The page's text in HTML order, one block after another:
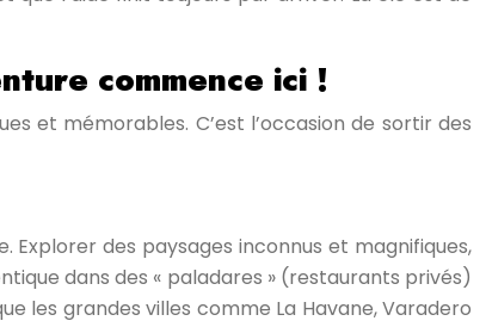
commence ici !
et mémorables. C’est l’occasion de sortir des
Explorer des paysages inconnus et magnifiques,
dans des « paladares » (restaurants privés)
les grandes villes comme La Havane, Varadero